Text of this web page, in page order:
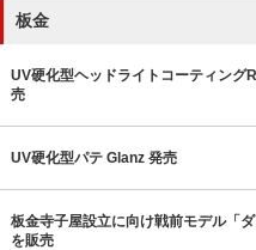
板金
UV硬化型ヘッドライトコーティング
売
UV硬化型パテ Glanz 発売
板金寺子屋設立に向け戦前モデル「ダ
を販売